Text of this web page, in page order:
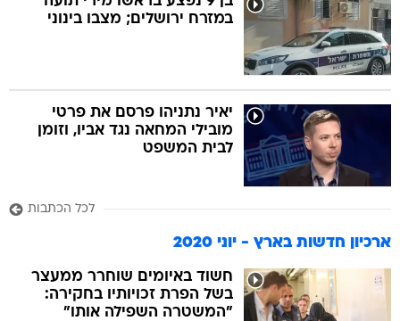
במזרח ירושלים; מצבו בינוני
יאיר נתניהו פרסם את פרטי
מובילי המחאה נגד אביו, וזומן
לבית המשפט
לכל הכתבות
ארכיון חדשות בארץ - יוני 2020
חשוד באיומים שוחרר ממעצר
בשל הפרת זכויותיו בחקירה:
"המשטרה השפילה אותו"